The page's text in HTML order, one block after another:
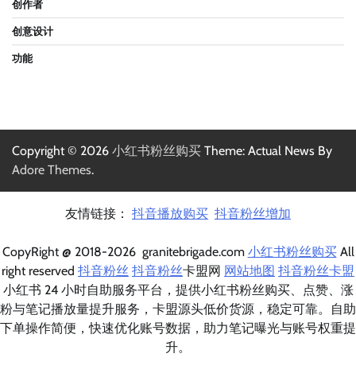
创作者
创意设计
功能
Copyright © 2026 小红书粉丝购买 Theme: Actual News By
Adore Themes.
友情链接： 抖音播放购买 抖音粉丝增加
CopyRight @ 2018-2026 granitebrigade.com 小红书粉丝购买All
right reserved 抖音粉丝 抖音粉丝卡盟网 网站地图 抖音粉丝卡盟
小红书 24 小时自助服务平台，提供小红书粉丝购买、点赞、涨
粉与笔记播放量提升服务，卡盟源头低价货源，稳定可靠。自助
下单操作简便，快速优化账号数据，助力笔记曝光与账号权重提
升。